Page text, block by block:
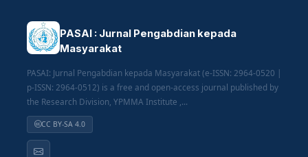
PASAI : Jurnal Pengabdian kepada
Masyarakat
PASAI: Jurnal Pengabdian kepada Masyarakat (e-ISSN: 2964-0520 |
p-ISSN: 2964-0512) is a free and open-access journal published by
the Research Division, YPMMA Institute ,...
CC BY-SA 4.0